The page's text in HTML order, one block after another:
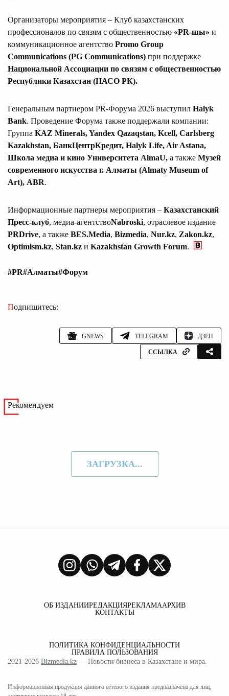
Организаторы мероприятия – Клуб казахстанских
профессионалов по связям с общественностью «PR-шы» и
коммуникационное агентство Promo Group
Communications (PG Communications) при поддержке
Национальной Ассоциации по связям с общественностью
Республики Казахстан (НАСО РК).
Генеральным партнером PR-Форума 2026 выступил Halyk
Bank. Проведение Форума также поддержали компании:
Группа KAZ Minerals,Yandex Qazaqstan, Kcell, Carlsberg
Kazakhstan, БанкЦентрКредит, Halyk Life,AirAstana,
Школа медиа и кино Университета AlmaU, а также Музей
современного искусства г. Алматы (Almaty Museum of
Art), ABR.
Информационные партнеры мероприятия – Казахстанский
Пресс-клуб, медиа-агентствоNabroski, отраслевое издание
PRDrive, а также BES.Media, Bizmedia, Nur.kz, Zakon.kz,
Optimism.kz, Stan.kz и Kazakhstan Growth Forum.
#PR#Алматы#Форум
Подпишитесь:
GNEWS TELEGRAM ДЗЕН
ССЫЛКА
Рекомендуем
ЗАГРУЗКА...
ОБ ИЗДАНИИРЕДАКЦИЯРЕКЛАМААРХИВ
КОНТАКТЫ
ПОЛИТИКА КОНФИДЕНЦИАЛЬНОСТИ
ПРАВИЛА ПОЛЬЗОВАНИЯ
2021-2026 Bizmedia.kz — Новости бизнеса в Казахстане и мира.
Информационная продукция данного сетевого издания предназначена для лиц,